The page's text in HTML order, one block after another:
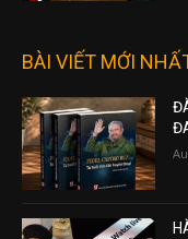
BÀI VIẾT MỚI